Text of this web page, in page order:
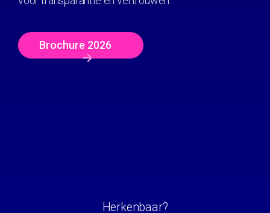
Brochure 2026
Herkenbaar?